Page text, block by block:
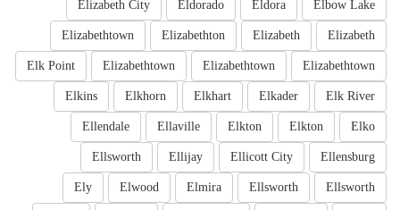
Elbow Lake
Eldora
Eldorado
Elizabeth City
Elizabeth
Elizabeth
Elizabethton
Elizabethtown
Elizabethtown
Elizabethtown
Elizabethtown
Elk Point
Elk River
Elkader
Elkhart
Elkhorn
Elkins
Elko
Elkton
Elkton
Ellaville
Ellendale
Ellensburg
Ellicott City
Ellijay
Ellsworth
Ellsworth
Ellsworth
Elmira
Elwood
Ely